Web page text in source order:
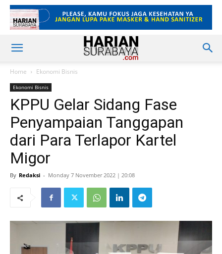
Home Ekonomi Bisnis
Ekonomi Bisnis
KPPU Gelar Sidang Fase
Penyampaian Tanggapan
dari Para Terlapor Kartel
Migor
By Redaksi - Monday 7 November 2022 | 20:08